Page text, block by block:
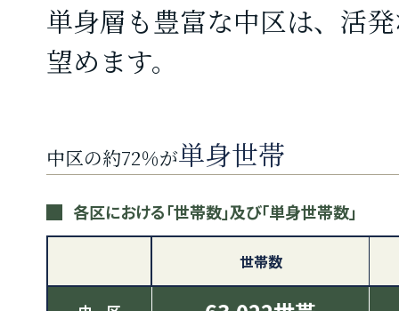
単身層も豊富な中区は、活
望めます。
中区の約72％が単身世帯
各区における「世帯数」及び「単身世帯数」
世帯数